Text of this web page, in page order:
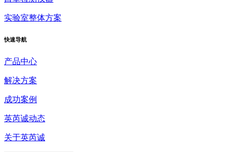
实验室整体方案
快速导航
产品中心
解决方案
成功案例
英芮诚动态
关于英芮诚